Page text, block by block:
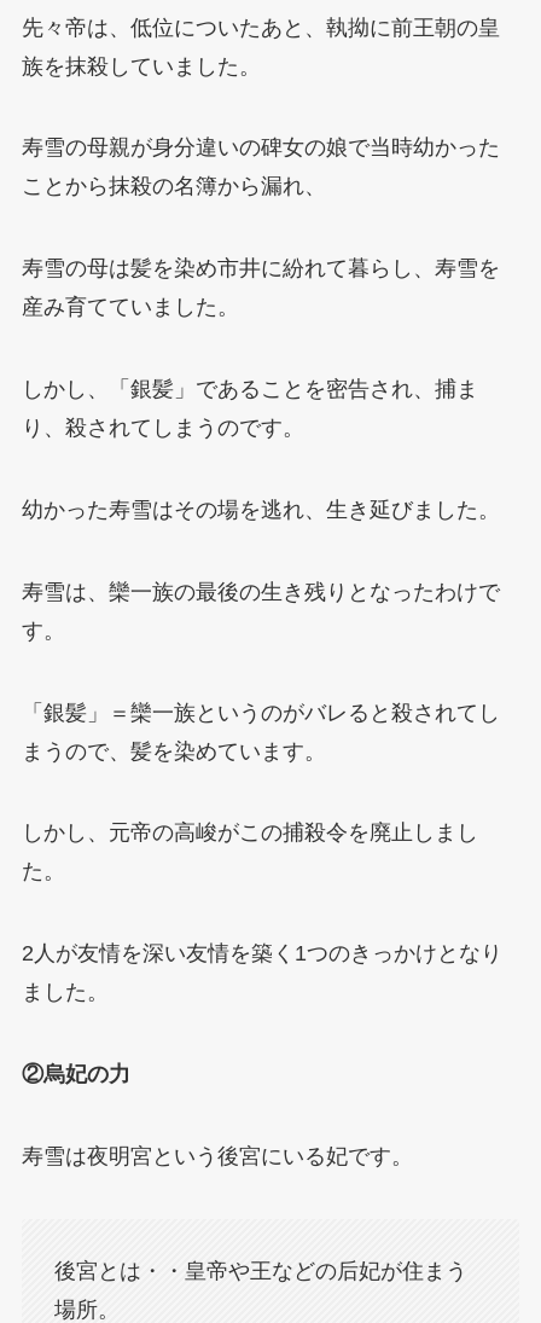
先々帝は、低位についたあと、執拗に前王朝の皇
族を抹殺していました。
寿雪の母親が身分違いの碑女の娘で当時幼かった
ことから抹殺の名簿から漏れ、
寿雪の母は髪を染め市井に紛れて暮らし、寿雪を
産み育てていました。
しかし、「銀髪」であることを密告され、捕ま
り、殺されてしまうのです。
幼かった寿雪はその場を逃れ、生き延びました。
寿雪は、欒一族の最後の生き残りとなったわけで
す。
「銀髪」＝欒一族というのがバレると殺されてし
まうので、髪を染めています。
しかし、元帝の高峻がこの捕殺令を廃止しまし
た。
2人が友情を深い友情を築く1つのきっかけとなり
ました。
②烏妃の力
寿雪は夜明宮という後宮にいる妃です。
後宮とは・・皇帝や王などの后妃が住まう
場所。